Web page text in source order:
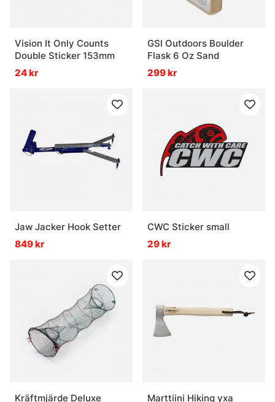
Vision It Only Counts
Double Sticker 153mm
24 kr
GSI Outdoors Boulder
Flask 6 Oz Sand
299 kr
Jaw Jacker Hook Setter
849 kr
CWC Sticker small
29 kr
Kräftmjärde Deluxe
Marttiini Hiking yxa